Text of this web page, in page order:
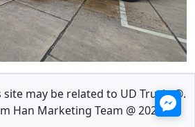
may be related to UD Trucks®.
Han Marketing Team @ 2022